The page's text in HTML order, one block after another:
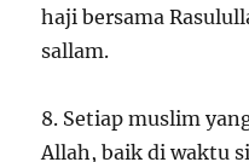
haji bersama
sallam.
8. Setiap muslim
Allah, baik di waktu